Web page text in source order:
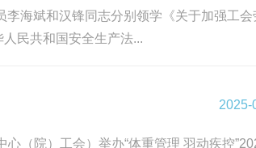
海斌和汉锋同志分别领学《关于加强工会
民共和国安全生产法...
2025-
（院）工会）举办“体重管理 羽动疾控